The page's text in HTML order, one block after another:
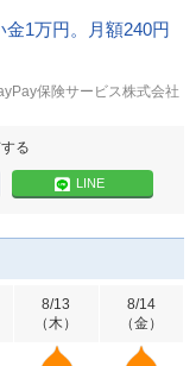
1万円。月額240円
保険サービス株式会社
る
LINE
8/13
（木）
8/14
（金）